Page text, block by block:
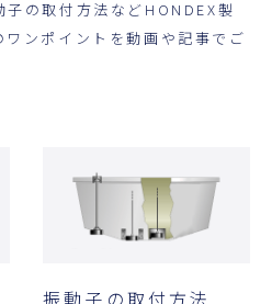
の取付方法などHONDEX製
ンポイントを動画や記事でご
振動子の取付方法